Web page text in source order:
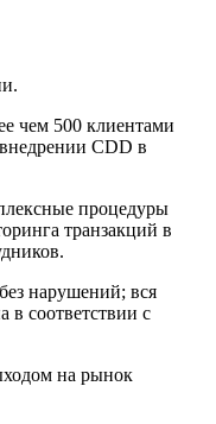
чем 500 клиентами
CDD в
процедуры
транзакций в
нарушений; вся
в соответствии с
на рынок